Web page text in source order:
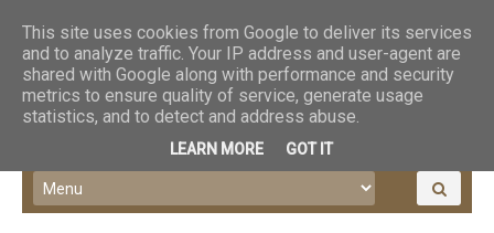
This site uses cookies from Google to deliver its services
and to analyze traffic. Your IP address and user-agent are
shared with Google along with performance and security
metrics to ensure quality of service, generate usage
statistics, and to detect and address abuse.
LEARN MORE GOT IT